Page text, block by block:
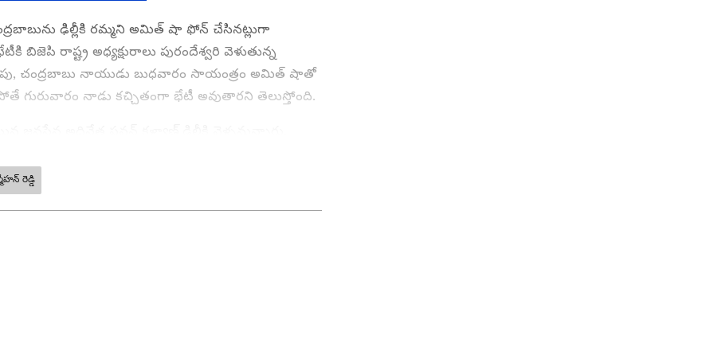
ఢిల్లీకి రమ్మని అమిత్ షా ఫోన్ చేసినట్లుగా
రాష్ట్ర అధ్యక్షురాలు పురందేశ్వరి వెళుతున్న
చంద్రబాబు నాయుడు బుధవారం సాయంత్రం అమిత్ షాతో
గురువారం నాడు కచ్చితంగా భేటీ అవుతారని తెలుస్తోంది.
కు విషయం తెలపాల్సి ఉంటుంది. కాగా, కేంద్ర హోం మంత్రి
అధినేత చంద్రబాబు నాయుడుకి ఫోన్ చేశారు.
రెడ్డి